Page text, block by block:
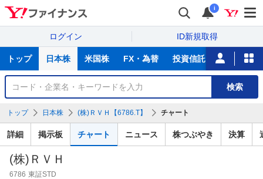
i
ログイン ID新規取得
サ
トップ 日本株 米国株 FX・為替 投資信託 ニュース
銘
検
索
検索
トップ 日本株 (株)ＲＶＨ【6786.T】 チャート
詳細 掲示板 チャート ニュース 株つぶやき 決算
(株)ＲＶＨ
6786 東証STD